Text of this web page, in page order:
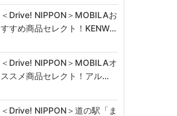
＜Drive! NIPPON＞MOBILAお
すすめ商品セレクト！KENW…
＜Drive! NIPPON＞MOBILAオ
ススメ商品セレクト！アル…
＜Drive! NIPPON＞道の駅「ま